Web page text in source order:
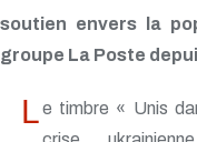
soutien envers la
groupe La Poste
Le timbre « Unis